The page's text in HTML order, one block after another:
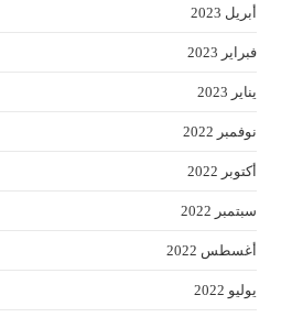
أبريل 2023
فبراير 2023
يناير 2023
نوفمبر 2022
أكتوبر 2022
سبتمبر 2022
أغسطس 2022
يوليو 2022